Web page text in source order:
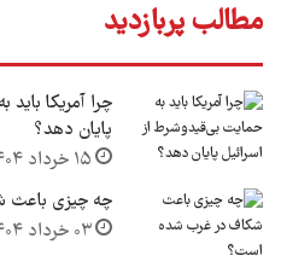
مطالب پربازدید
چرا آمریکا
پایان دهد؟
۱۵ خرداد ۱۴۰۴
چه چیزی
۰۳ خرداد ۱۴۰۴